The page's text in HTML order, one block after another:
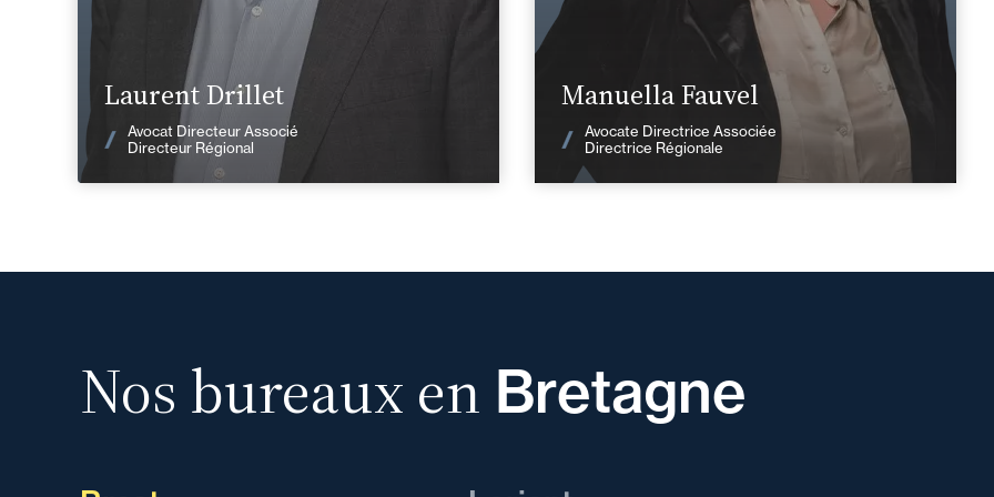
Laurent Drillet
Avocat Directeur Associé
Directeur Régional
Voir les actualités
Manuella Fauvel
Avocate Directrice Associée
Directrice Régionale
En savoir plus
Voir les actualités
Nos bureaux en Bretagne